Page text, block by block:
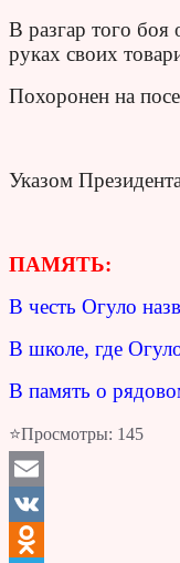
В разгар того боя
руках своих
Похоронен на
Указом
ПАМЯТЬ:
В честь Огуло
В школе, где
В память о
⭐Просмотры: 145
Email
VK